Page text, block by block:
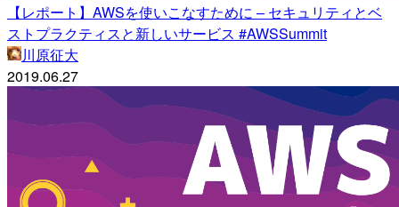
【レポート】AWSを使いこなすために – セキュリティとベ
ストプラクティスと新しいサービス #AWSSummit
川原征大
2019.06.27